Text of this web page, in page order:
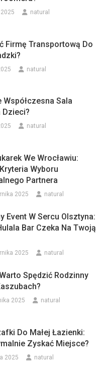
natural
Firmę Transportową Do
natural
Współczesna Sala
Dzieci?
natural
We Wrocławiu:
Wyboru
Partnera
2025 natural
Event W Sercu Olsztyna:
Bar Czeka Na Twoją
2025 natural
Spędzić Rodzinny
2025 natural
Do Małej Łazienki:
Zyskać Miejsce?
2025 natural